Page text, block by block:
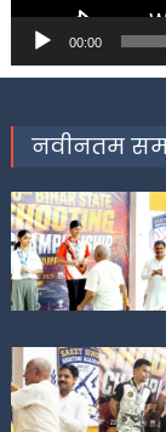
00:00
नवीनतम